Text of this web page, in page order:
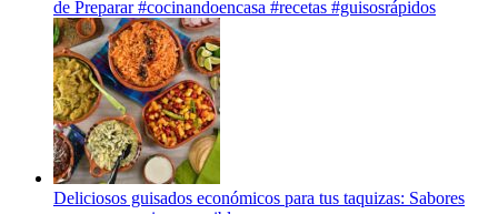
de Preparar #cocinandoencasa #recetas #guisosrápidos
Deliciosos guisados económicos para tus taquizas: Sabores